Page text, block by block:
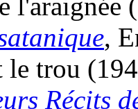
l'araignée
,
le trou
Récits